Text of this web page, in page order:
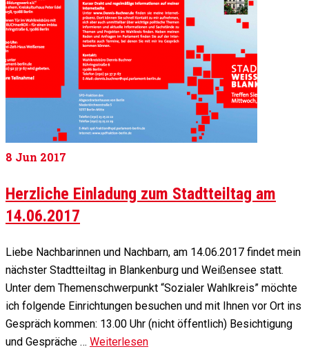
8 Jun 2017
Herzliche Einladung zum Stadtteiltag am
14.06.2017
Liebe Nachbarinnen und Nachbarn, am 14.06.2017 findet mein
nächster Stadtteiltag in Blankenburg und Weißensee statt.
Unter dem Themenschwerpunkt “Sozialer Wahlkreis” möchte
ich folgende Einrichtungen besuchen und mit Ihnen vor Ort ins
Gespräch kommen: 13.00 Uhr (nicht öffentlich) Besichtigung
und Gespräche … Weiterlesen